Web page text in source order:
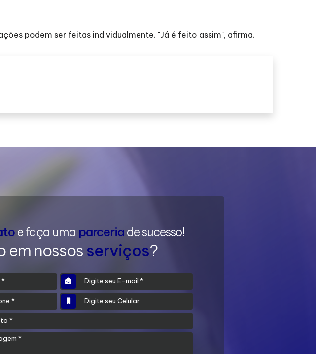
podem ser feitas individualmente. "Já é feito assim", afirma.
e faça uma parceria de sucesso!
em nossos serviços?